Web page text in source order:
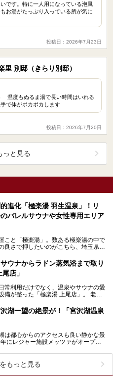
です。特に一人用になっている泡風
お湯がたっぷり入っている所が気に
投稿日：2026年7月23日
別邸（きらり別邸）
温度もぬるま湯で長い時間はいれる
で体がポカポカします
投稿日：2026年7月20日
っと見る
進化「極楽湯 羽生温泉」！リ
バレルサウナや女性専用エリア
こと「極楽湯」。数ある極楽湯の中で
良さで押したいのがこちら、埼玉県羽
ウナからラドン蒸気浴まで取り
店」
常利用だけでなく、温泉やサウナの愛
備が整った「極楽湯 上尾店」。 老若
湖一望の絶景が！「宮沢湖温泉
は都心からのアクセスも良い静かな景
にレジャー施設メッツァがオープ
もっと見る